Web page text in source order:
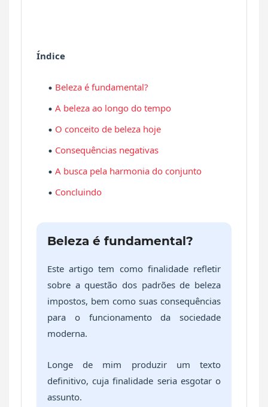
Índice
Beleza é fundamental?
A beleza ao longo do tempo
O conceito de beleza hoje
Consequências negativas
A busca pela harmonia do conjunto
Concluindo
Beleza é fundamental?
Este artigo tem como finalidade refletir
sobre a questão dos padrões de beleza
impostos, bem como suas consequências
para o funcionamento da sociedade
moderna.
Longe de mim produzir um texto
definitivo, cuja finalidade seria esgotar o
assunto.